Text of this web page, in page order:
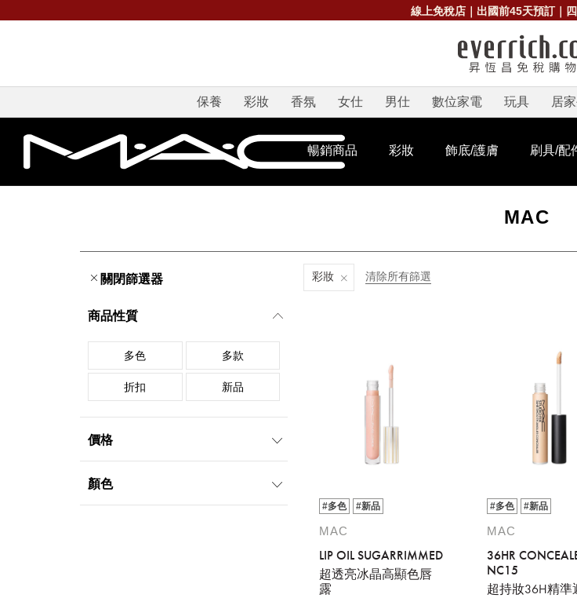
線上免稅店｜出國前45天預訂｜
保養 彩妝 香氛 女仕 男仕 數位家電 玩具 居
暢銷商品 彩妝 飾底/護膚 刷具/配
MAC
關閉篩選器 彩妝 清除所有篩選
商品性質
多色 多款
折扣 新品
價格
999元以下
顏色
#多色 #新品
MAC
LIP OIL SUGARRIMMED
超透亮冰晶高顯色唇
露
#多色 #新品
MAC
36HR
NC15
超持妝36H精準